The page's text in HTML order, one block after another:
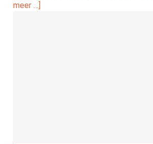
meer …]